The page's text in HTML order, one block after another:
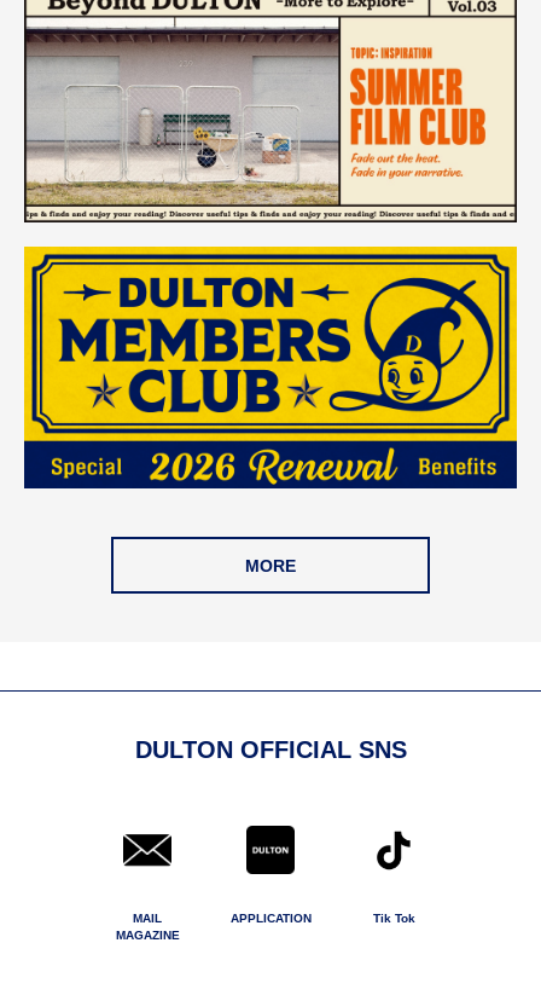
MORE
DULTON OFFICIAL SNS
MAIL
MAGAZINE
APPLICATION Tik Tok